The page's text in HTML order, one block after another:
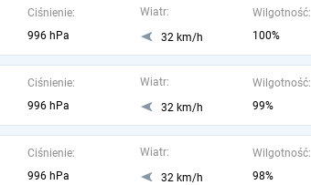
Ciśnienie:
996 hPa
Wiatr:
32 km/h
Wilgotność:
100%
Ciśnienie:
996 hPa
Wiatr:
32 km/h
Wilgotność:
99%
Ciśnienie:
996 hPa
Wiatr:
32 km/h
Wilgotność:
98%